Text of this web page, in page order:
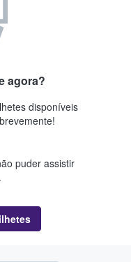
agora?
disponíveis
puder assistir